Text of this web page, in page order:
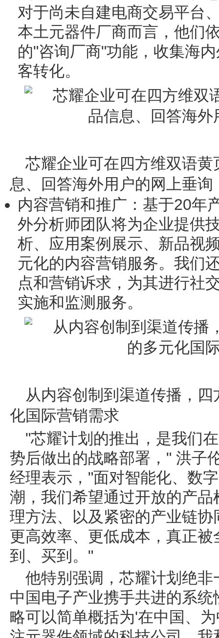
对于尚未自建电商交易平台
本土元器件厂商而言，他们
的"咨询厂商"功能，收集海
客转化。
芯耀企业可在四方维双语
息、回答海外用户的网上垂询
内容营销和推广 ：基于20年
外分析师团队将为企业提供
析、应用案例展示、新品视
元化的内容营销服务。我们
点和营销诉求，为其进行社
实施和监测服务。
从内容创制到渠道传播，
化国际营销需求
"芯耀计划的推出，是我们
势后做出的战略部署，" 洪子
经理表示，"面对智能化、数
潮，我们希望通过开放的产
理方法、以及紧密的产业链
更高效率、更低成本，真正
到、买到。"
他特别强调，芯耀计划绝
中国电子产业携手共进的系
略可以简单概括为'在中国、